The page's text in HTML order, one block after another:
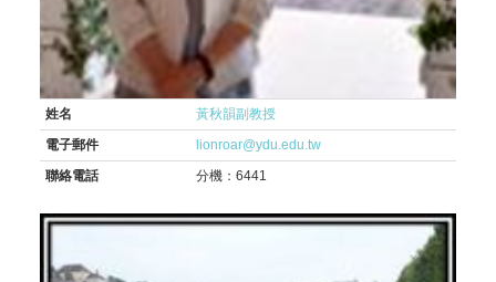
姓名
黃秋韻副教授
電子郵件
lionroar@ydu.edu.tw
聯絡電話
分機：6441